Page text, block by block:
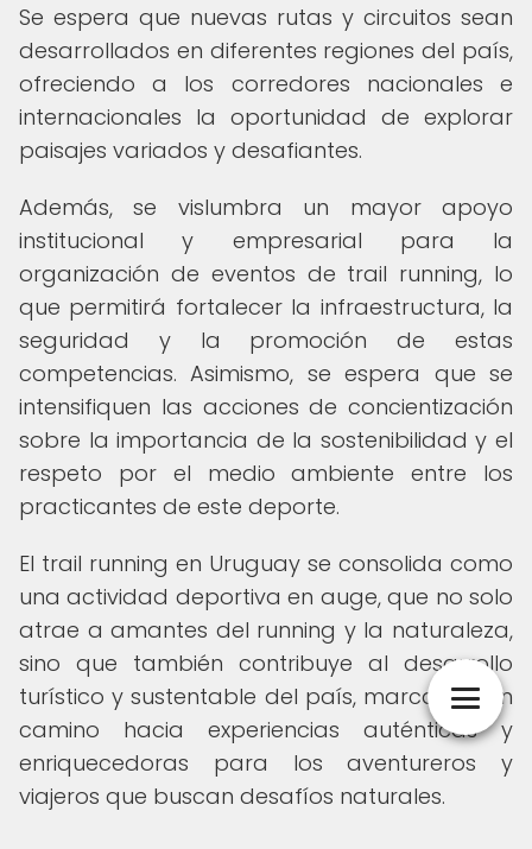
Se espera que nuevas rutas y circuitos sean
desarrollados en diferentes regiones del país,
ofreciendo a los corredores nacionales e
internacionales la oportunidad de explorar
paisajes variados y desafiantes.
Además, se vislumbra un mayor apoyo
institucional y empresarial para la
organización de eventos de trail running, lo
que permitirá fortalecer la infraestructura, la
seguridad y la promoción de estas
competencias. Asimismo, se espera que se
intensifiquen las acciones de concientización
sobre la importancia de la sostenibilidad y el
respeto por el medio ambiente entre los
practicantes de este deporte.
El trail running en Uruguay se consolida como
una actividad deportiva en auge, que no solo
atrae a amantes del running y la naturaleza,
sino que también contribuye al desarrollo
turístico y sustentable del país, marcando un
camino hacia experiencias auténticas y
enriquecedoras para los aventureros y
viajeros que buscan desafíos naturales.